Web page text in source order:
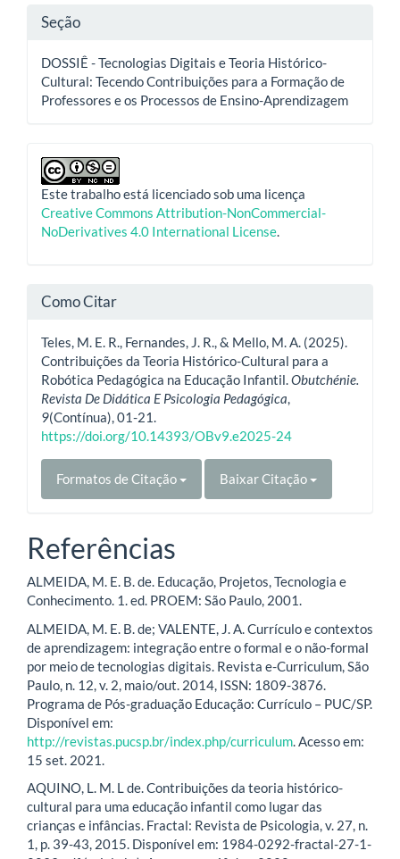
Seção
DOSSIÊ - Tecnologias Digitais e Teoria Histórico-
Cultural: Tecendo Contribuições para a Formação de
Professores e os Processos de Ensino-Aprendizagem
Este trabalho está licenciado sob uma licença
Creative Commons Attribution-NonCommercial-
NoDerivatives 4.0 International License.
Como Citar
Teles, M. E. R., Fernandes, J. R., & Mello, M. A. (2025).
Contribuições da Teoria Histórico-Cultural para a
Robótica Pedagógica na Educação Infantil. Obutchénie.
Revista De Didática E Psicologia Pedagógica
9(Contínua), 01-21.
https://doi.org/10.14393/OBv9.e2025-24
Formatos de Citação Baixar Citação
Referências
ALMEIDA, M. E. B. de. Educação, Projetos, Tecnologia e
Conhecimento. 1. ed. PROEM: São Paulo, 2001.
ALMEIDA, M. E. B. de; VALENTE, J. A. Currículo e contextos
de aprendizagem: integração entre o formal e o não-formal
por meio de tecnologias digitais. Revista e-Curriculum, São
Paulo, n. 12, v. 2, maio/out. 2014, ISSN: 1809-3876.
Programa de Pós-graduação Educação: Currículo – PUC/SP.
Disponível em:
http://revistas.pucsp.br/index.php/curriculum . Acesso em:
15 set. 2021.
AQUINO, L. M. L de. Contribuições da teoria histórico-
cultural para uma educação infantil como lugar das
crianças e infâncias. Fractal: Revista de Psicologia, v. 27, n.
1, p. 39-43, 2015. Disponível em: 1984-0292-fractal-27-1-